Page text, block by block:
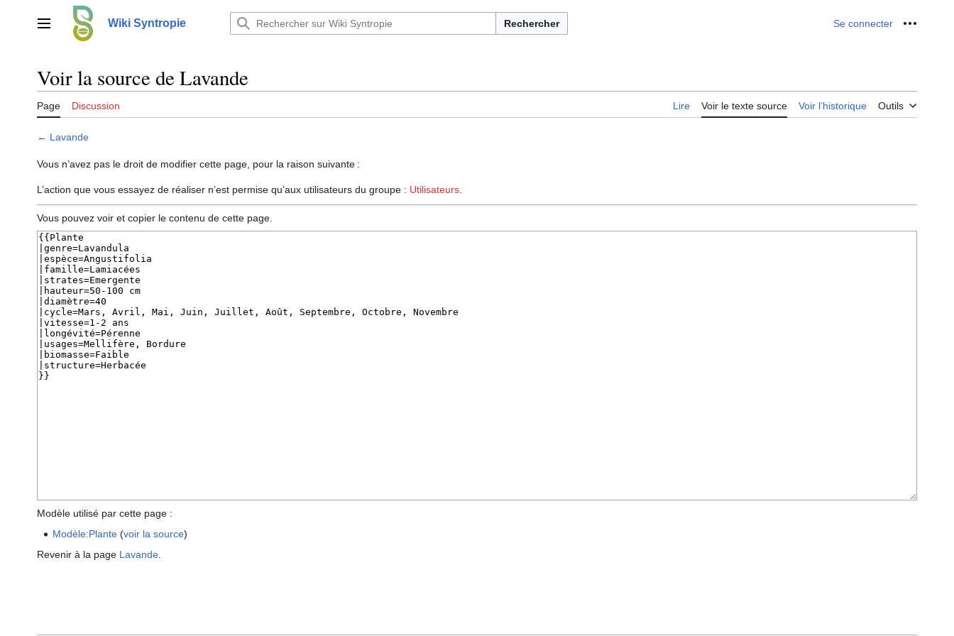
contenu Menu principalWiki Syntropie Rechercher Se connecter Outils
Voir la source de Lavande
Page Discussion Lire Voir le texte source Voir l’historique Outils
← Lavande
Vous n’avez pas le droit de modifier cette page, pour la raison suivante :
L’action que vous essayez de réaliser n’est permise qu’aux utilisateurs du groupe : Utilisateurs
Vous pouvez voir et copier le contenu de cette page.
Modèle utilisé par cette page :
Modèle:Plante (voir la source)
Revenir à la page Lavande